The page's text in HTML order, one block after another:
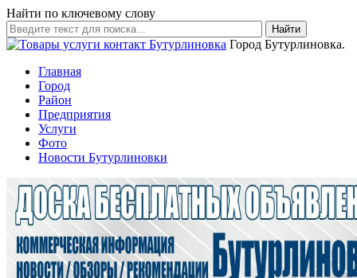
Найти по ключевому слову
Найти
Город Бутурлиновка.
Главная
Город
Район
Предприятия
Услуги
Фото
Новости Бутурлиновки